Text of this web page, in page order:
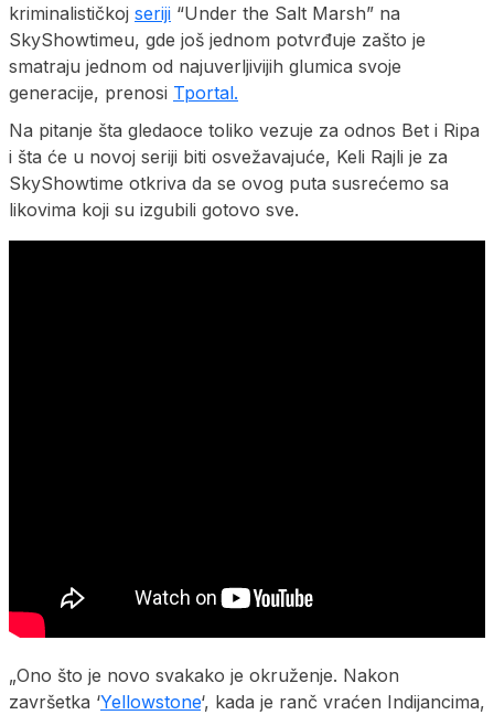
kriminalističkoj seriji “Under the Salt Marsh” na
SkyShowtimeu, gde još jednom potvrđuje zašto je
smatraju jednom od najuverljivijih glumica svoje
generacije, prenosi Tportal.
Na pitanje šta gledaoce toliko vezuje za odnos Bet i Ripa
i šta će u novoj seriji biti osvežavajuće, Keli Rajli je za
SkyShowtime otkriva da se ovog puta susrećemo sa
likovima koji su izgubili gotovo sve.
„Ono što je novo svakako je okruženje. Nakon
završetka ‘Yellowstone‘, kada je ranč vraćen Indijancima,